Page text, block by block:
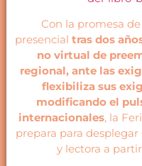
Con la promesa
presencial tras dos
no virtual de
regional, ante las
flexibiliza sus
modificando el
internacionales, la
prepara para
y lectora a